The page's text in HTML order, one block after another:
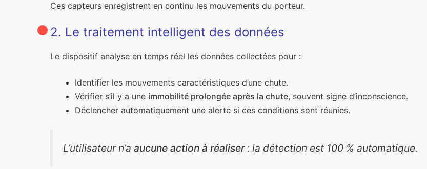
Ces capteurs enregistrent en continu les mouvements du porteur.
2. Le traitement intelligent des données
Le dispositif analyse en temps réel les données collectées pour :
Identifier les mouvements caractéristiques d’une chute.
Vérifier s’il y a une immobilité prolongée après la chute, souvent signe d’inconscience.
Déclencher automatiquement une alerte si ces conditions sont réunies.
L’utilisateur n’a aucune action à réaliser: la détection est 100 % automatique.